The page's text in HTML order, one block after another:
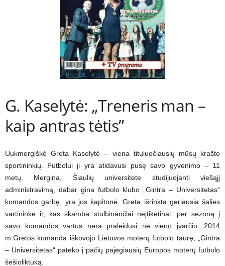
G. Kaselytė: „Treneris man –
kaip antras tėtis”
Uukmergiškė Greta Kaselytė – viena tituluočiausių mūsų krašto
sportininkių. Futbolui ji yra atidavusi pusę savo gyvenimo – 11
metų. Mergina, Šiaulių universitete studijuojanti viešąjį
administravimą, dabar gina futbolo klubo „Gintra – Universitetas“
komandos garbę, yra jos kapitonė. Greta išrinkta geriausia šalies
vartininke ir, kas skamba stulbinančiai neįtikėtinai, per sezoną į
savo komandos vartus nėra praleidusi nė vieno įvarčio. 2014
m.Gretos komanda iškovojo Lietuvos moterų futbolo taurę, „Gintra
– Universitetas“ pateko į pačių pajėgiausių Europos moterų futbolo
šešioliktuką.